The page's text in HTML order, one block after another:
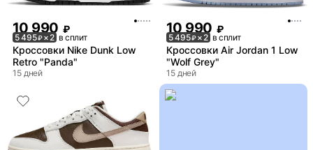
10 990 ₽
5 495₽× 2 в сплит
Кроссовки Nike Dunk Low
Retro "Panda"
15 дней
10 990 ₽
5 495₽× 2 в сплит
Кроссовки Air Jordan 1 Low
"Wolf Grey"
15 дней